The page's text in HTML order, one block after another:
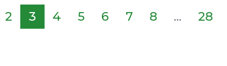
2 3 4 5 6 7 8 ... 28